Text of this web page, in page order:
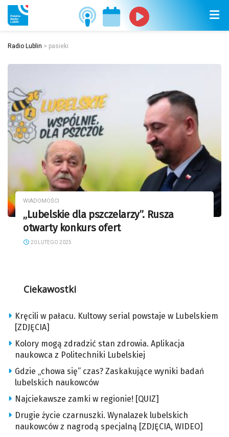
Radio Lublin > pasieki
WIADOMOŚCI
„Lubelskie dla pszczelarzy”. Rusza
otwarty konkurs ofert
20 LUTEGO 2025
Ciekawostki
Kręcili w pałacu. Kultowy serial powstaje w Lubelskiem
[ZDJĘCIA]
Kolory mogą zdradzić stan zdrowia. Aplikacja
naukowca z Politechniki Lubelskiej
Gdzie „chowa się” czas? Zaskakujące wyniki badań
lubelskich naukowców
Najciekawsze zamki w regionie! [QUIZ]
Drugie życie czarnuszki. Wynalazek lubelskich
naukowców z nagrodą specjalną [ZDJĘCIA, WIDEO]